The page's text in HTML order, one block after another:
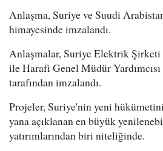
Anlaşma, Suriye ve Suudi
himayesinde imzalandı.
Anlaşmalar, Suriye Elektrik
ile Harafi Genel Müdür
tarafından imzalandı.
Projeler, Suriye'nin yeni
yana açıklanan en büyük
yatırımlarından biri niteliğinde.